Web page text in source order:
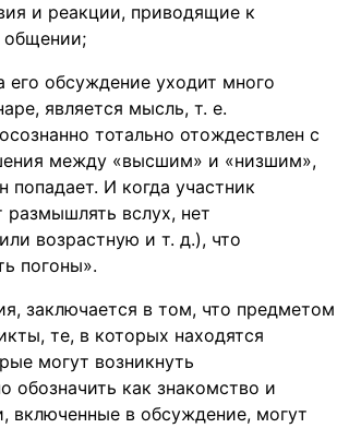
и реакции, приводящие к
общении;
обсуждение уходит много
является мысль, т. е.
тотально отождествлен с
между «высшим» и «низшим»,
И когда участник
размышлять вслух, нет
возрастную и т. д.), что
погоны».
заключается в том, что предметом
те, в которых находятся
могут возникнуть
обозначить как знакомство и
включенные в обсуждение, могут